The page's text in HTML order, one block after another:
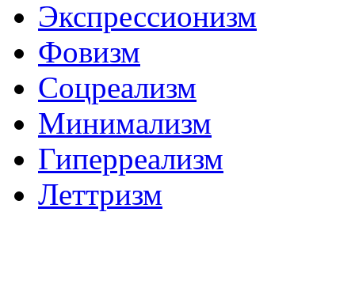
Экспрессионизм
Фовизм
Соцреализм
Минимализм
Гиперреализм
Леттризм